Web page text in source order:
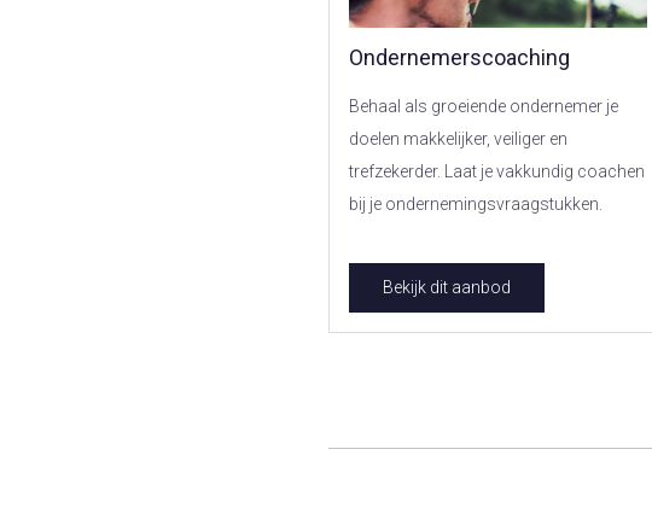
Ondernemerscoaching
Behaal als groeiende ondernemer je
doelen makkelijker, veiliger en
trefzekerder. Laat je vakkundig coachen
bij je ondernemingsvraagstukken.
Bekijk dit aanbod